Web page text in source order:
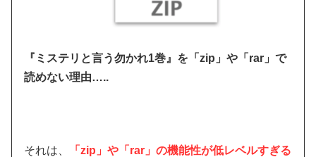
『ミステリと言う勿かれ1巻』を「zip」や「rar」で
読めない理由…..
それは、
「zip」や「rar」の機能性が低レベルすぎる